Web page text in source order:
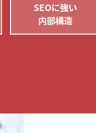
SEOに強い
内部構造